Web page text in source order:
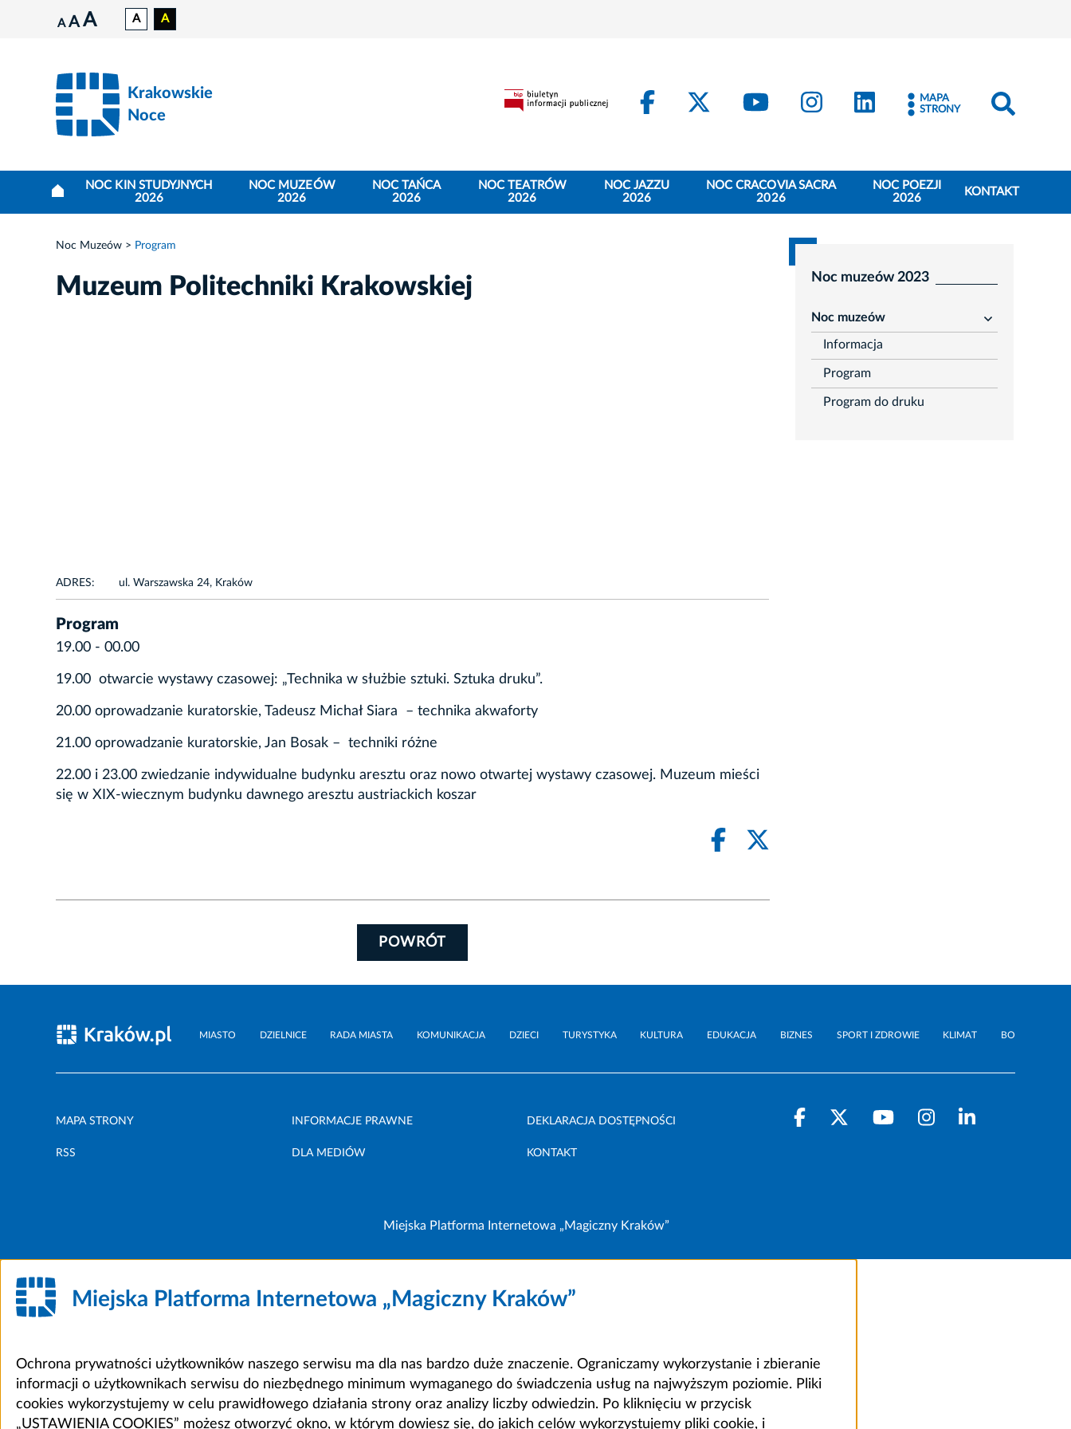
A A A A A
Krakowskie
Noce
FacebookKraków - X
Kraków - YouTube
Kraków - Instagram
Kraków - LinkedIn
MAPA
STRONY
NOC KIN STUDYJNYCH
2026
NOC MUZEÓW
2026
NOC TAŃCA
2026
NOC TEATRÓW
2026
NOC JAZZU
2026
NOC CRACOVIA SACRA
2026
NOC POEZJI
2026
KONTAKT
Noc Muzeów Program
Muzeum Politechniki Krakowskiej
ADRES: ul. Warszawska 24, Kraków
Program
19.00 - 00.00
19.00 otwarcie wystawy czasowej: „Technika w służbie sztuki. Sztuka druku”.
20.00 oprowadzanie kuratorskie, Tadeusz Michał Siara – technika akwaforty
21.00 oprowadzanie kuratorskie, Jan Bosak – techniki różne
22.00 i 23.00 zwiedzanie indywidualne budynku aresztu oraz nowo otwartej wystawy czasowej. Muzeum mieści
się w XIX-wiecznym budynku dawnego aresztu austriackich koszar
POWRÓT
Noc muzeów 2023
Noc muzeów
rozwiń
Informacja
Program
Program do druku
MIASTO DZIELNICE RADA MIASTA KOMUNIKACJA DZIECI TURYSTYKA KULTURA EDUKACJA BIZNES SPORT I ZDROWIE KLIMAT BO
MAPA STRONY INFORMACJE PRAWNE DEKLARACJA DOSTĘPNOŚCI
RSS DLA MEDIÓW KONTAKT
Miejska Platforma Internetowa „Magiczny Kraków”
Miejska Platforma Internetowa „Magiczny Kraków”
Ochrona prywatności użytkowników naszego serwisu ma dla nas bardzo duże znaczenie. Ograniczamy wykorzystanie i zbieranie
informacji o użytkownikach serwisu do niezbędnego minimum wymaganego do świadczenia usług na najwyższym poziomie. Pliki
cookies wykorzystujemy w celu prawidłowego działania strony oraz analizy liczby odwiedzin. Po kliknięciu w przycisk
„USTAWIENIA COOKIES” możesz otworzyć okno, w którym dowiesz się, do jakich celów wykorzystujemy pliki cookie, i